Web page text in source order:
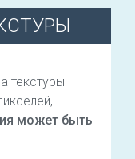
текстуры
может быть